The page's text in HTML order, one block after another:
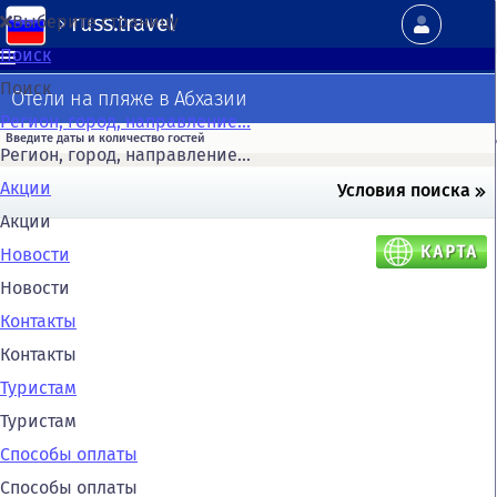
russ.travel
Выберите страницу
Поиск
Поиск
Регион, город, направление...
Регион, город, направление...
Акции
Акции
Новости
Новости
Контакты
Контакты
Туристам
Туристам
Способы оплаты
Способы оплаты
Отели на пляже в Абхазии
Условия поиска